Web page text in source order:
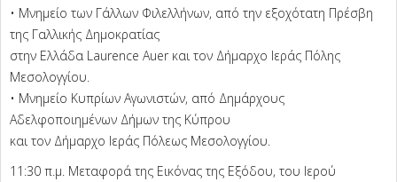
• Μνημείο των Γάλλων Φιλελλήνων, από την εξοχότατη Πρέσβη
της Γαλλικής Δημοκρατίας
στην Ελλάδα Laurence Auer και τον Δήμαρχο Ιεράς Πόλης
Μεσολογγίου.
• Μνημείο Κυπρίων Αγωνιστών, από Δημάρχους
Αδελφοποιημένων Δήμων της Κύπρου
και τον Δήμαρχο Ιεράς Πόλεως Μεσολογγίου.
11:30 π.μ. Μεταφορά της Εικόνας της Εξόδου, του Ιερού